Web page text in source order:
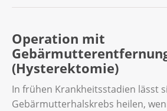
Erkrankung mit der Konisation
erhöhtes Risiko für eine Fehl-
Bei der radikalen
Ärztin einen Teil des
Halteapparats der Gebärmutter
Teil der Vagina.
Blutungen oder eine Infektion
Wurden Ihnen Lymphknoten
können Sie ein Lymphödem
Lesen Sie mehr zu
Operation mit
(Hysterektomie)
In frühen Krankheitsstadien lässt
Gebärmutterhalskrebs heilen,